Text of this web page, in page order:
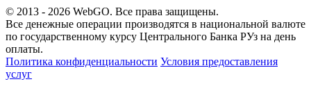
© 2013 - 2026 WebGO. Все права защищены.
Все денежные операции производятся в национальной валюте
по государственному курсу Центрального Банка РУз на день
оплаты.
Политика конфиденциальности Условия предоставления
услуг